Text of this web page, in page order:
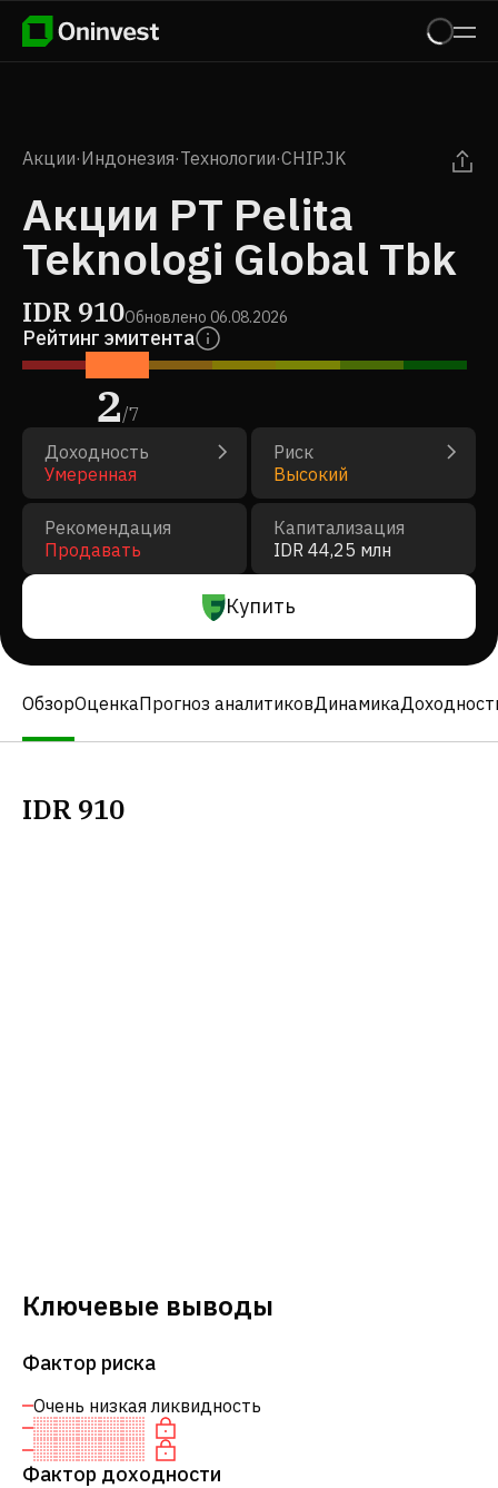
Акции·Индонезия·Технологии·CHIP.JK
Акции PT Pelita
Teknologi Global Tbk
IDR 910Обновлено 06.08.2026
Рейтинг эмитента
2/7
Доходность
Умеренная
Риск
Высокий
Рекомендация
Продавать
Капитализация
IDR 44,25 млн
Купить
ОбзорОценкаПрогноз аналитиковДинамика
IDR 910
Ключевые выводы
Фактор риска
Очень низкая ликвидность
Фактор доходности